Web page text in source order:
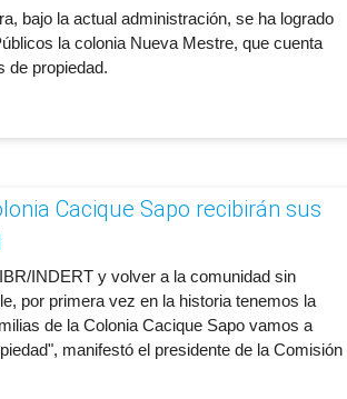
bajo la actual administración, se ha logrado
la colonia Nueva Mestre, que cuenta
de propiedad.
Cacique Sapo recibirán sus
INDERT y volver a la comunidad sin
por primera vez en la historia tenemos la
de la Colonia Cacique Sapo vamos a
manifestó el presidente de la Comisión